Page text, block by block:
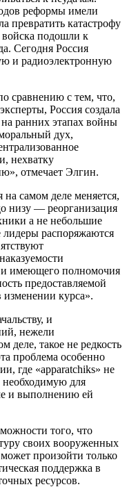
реформы имели
превратить катастрофу
войска подошли к
Сегодня Россия
и радиоэлектронную
сравнению с тем, что,
Россия создала
ранних этапах войны
дух,
нехватку
отмечает Элгин.
на самом деле меняется,
низу — реорганизация
а не небольшие
лидеры распоряжаются
и имеющего полномочия
предоставляемой
курса».
и
нежели
деле, такое не редкость
проблема особенно
где «apparatchiks» не
необходимую для
и выполнению ей
того, что
своих вооруженных
произойти только
поддержка в
ресурсов.